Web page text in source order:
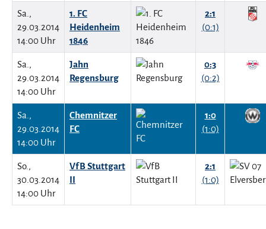
Sa.,
29.03.2014
14:00 Uhr
1. FC
Heidenheim
1846
2:1
(0:1)
Sa.,
29.03.2014
14:00 Uhr
Jahn
Regensburg
0:3
(0:2)
Sa.,
29.03.2014
14:00 Uhr
Chemnitzer
FC
1:0
(1:0)
So.,
30.03.2014
14:00 Uhr
VfB Stuttgart
II
2:1
(1:0)